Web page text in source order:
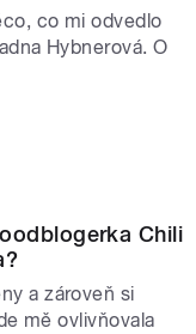
co mi odvedlo
Hybnerová. O
Chili
a zároveň si
mě ovlivňovala